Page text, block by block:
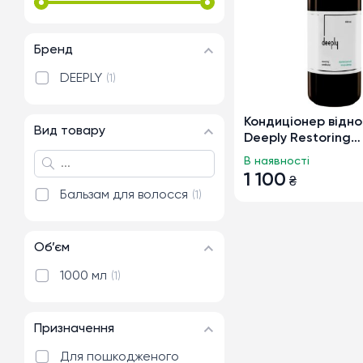
Бренд
DEEPLY 1
Вид товару
Бальзам для волосся 1
Об’єм
1000 мл 1
Призначення
Для пошкодженого
Кондиціонер
Deeply Restoring
Conditioner для
1000мл
1 100 ₴
В наявності